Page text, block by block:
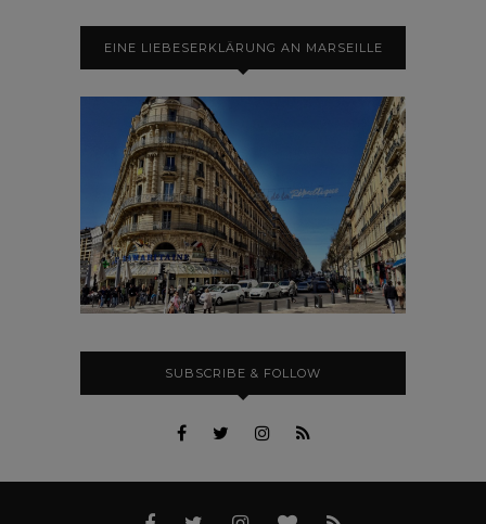
EINE LIEBESERKLÄRUNG AN MARSEILLE
SUBSCRIBE & FOLLOW